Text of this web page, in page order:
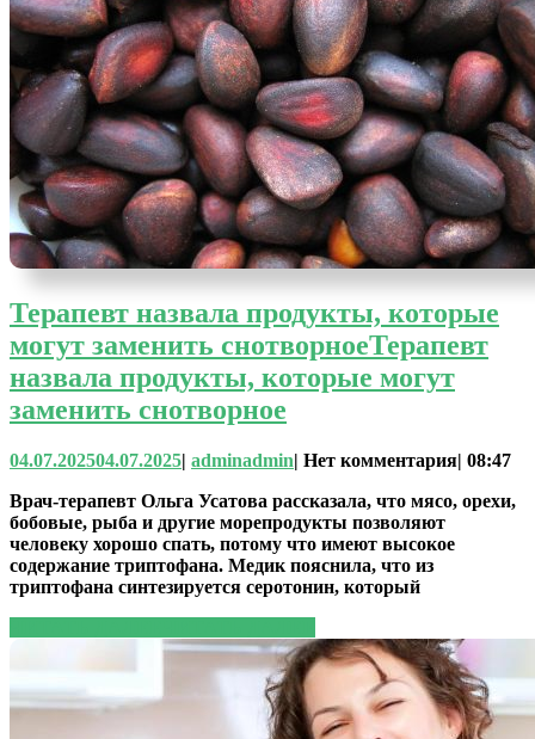
Терапевт назвала продукты, которые
могут заменить снотворноеТерапевт
назвала продукты, которые могут
заменить снотворное
04.07.202504.07.2025| adminadmin| Нет комментария| 08:47
Врач-терапевт Ольга Усатова рассказала, что мясо, орехи,
бобовые, рыба и другие морепродукты позволяют
человеку хорошо спать, потому что имеют высокое
содержание триптофана. Медик пояснила, что из
триптофана синтезируется серотонин, который